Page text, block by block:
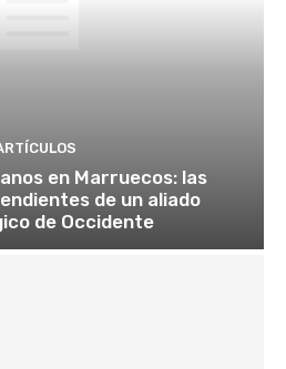
en Marruecos: las
de un aliado
de Occidente